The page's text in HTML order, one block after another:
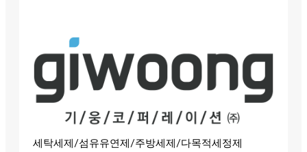
세탁세제/섬유유연제/주방세제/다목적세정제